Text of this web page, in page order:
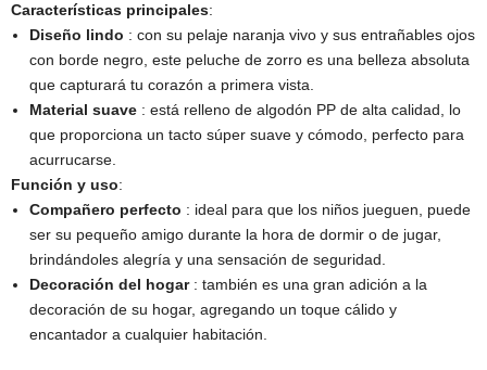
Características principales​:
Diseño lindo : con su pelaje naranja vivo y sus entrañables ojos
con borde negro, este peluche de zorro es una belleza absoluta
que capturará tu corazón a primera vista.
Material suave: está relleno de algodón PP de alta calidad, lo
que proporciona un tacto súper suave y cómodo, perfecto para
acurrucarse.
Función y uso​:
Compañero perfecto : ideal para que los niños jueguen, puede
ser su pequeño amigo durante la hora de dormir o de jugar,
brindándoles alegría y una sensación de seguridad.
Decoración del hogar: también es una gran adición a la
decoración de su hogar, agregando un toque cálido y
encantador a cualquier habitación.